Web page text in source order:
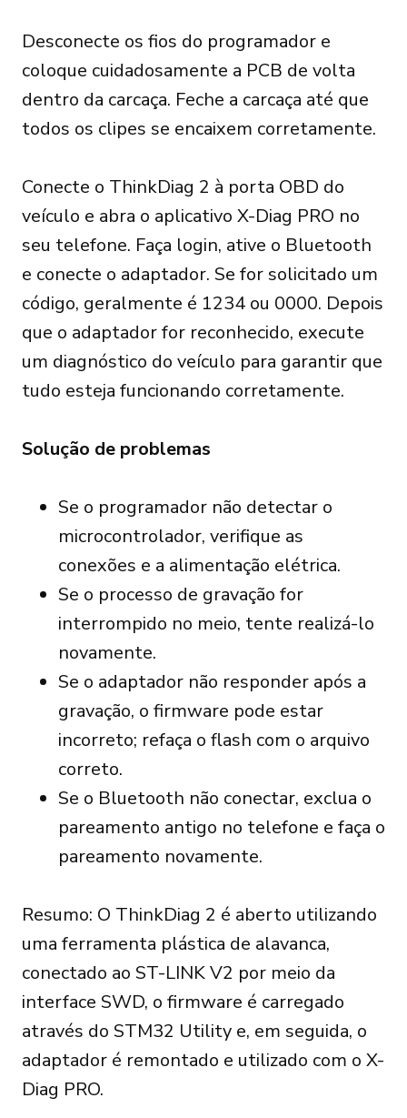
Desconecte os fios do programador e
coloque cuidadosamente a PCB de volta
dentro da carcaça. Feche a carcaça até que
todos os clipes se encaixem corretamente.
Conecte o ThinkDiag 2 à porta OBD do
veículo e abra o aplicativo X-Diag PRO no
seu telefone. Faça login, ative o Bluetooth
e conecte o adaptador. Se for solicitado um
código, geralmente é 1234 ou 0000. Depois
que o adaptador for reconhecido, execute
um diagnóstico do veículo para garantir que
tudo esteja funcionando corretamente.
Solução de problemas
Se o programador não detectar o
microcontrolador, verifique as
conexões e a alimentação elétrica.
Se o processo de gravação for
interrompido no meio, tente realizá-lo
novamente.
Se o adaptador não responder após a
gravação, o firmware pode estar
incorreto; refaça o flash com o arquivo
correto.
Se o Bluetooth não conectar, exclua o
pareamento antigo no telefone e faça o
pareamento novamente.
Resumo: O ThinkDiag 2 é aberto utilizando
uma ferramenta plástica de alavanca,
conectado ao ST-LINK V2 por meio da
interface SWD, o firmware é carregado
através do STM32 Utility e, em seguida, o
adaptador é remontado e utilizado com o X-
Diag PRO.